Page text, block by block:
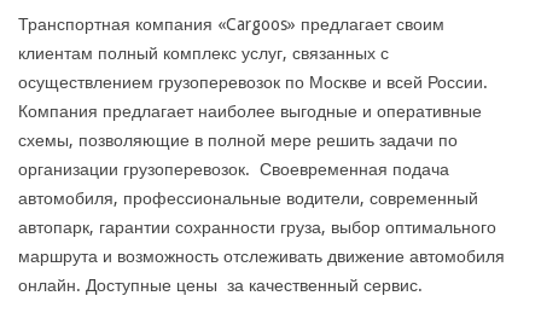
Транспортная компания «Cargoos» предлагает своим
клиентам полный комплекс услуг, связанных с
осуществлением грузоперевозок по Москве и всей России.
Компания предлагает наиболее выгодные и оперативные
схемы, позволяющие в полной мере решить задачи по
организации грузоперевозок. Своевременная подача
автомобиля, профессиональные водители, современный
автопарк, гарантии сохранности груза, выбор оптимального
маршрута и возможность отслеживать движение автомобиля
онлайн. Доступные цены за качественный сервис.